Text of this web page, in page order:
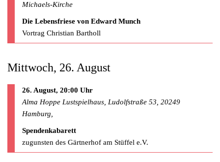
Michaels-Kirche
Die Lebensfriese von Edward Munch
Vortrag Christian Bartholl
Mittwoch, 26. August
26. August, 20:00 Uhr
Alma Hoppe Lustspielhaus, Ludolfstraße 53, 20249
Hamburg,
Spendenkabarett
zugunsten des Gärtnerhof am Stüffel e.V.